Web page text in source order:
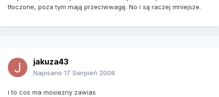
tłoczone, poza tym mają przeciwwagę. No i są raczej mniejsze.
jakuza43
Napisano 17 Sierpień 2008
i to cos ma mosiezny zawias